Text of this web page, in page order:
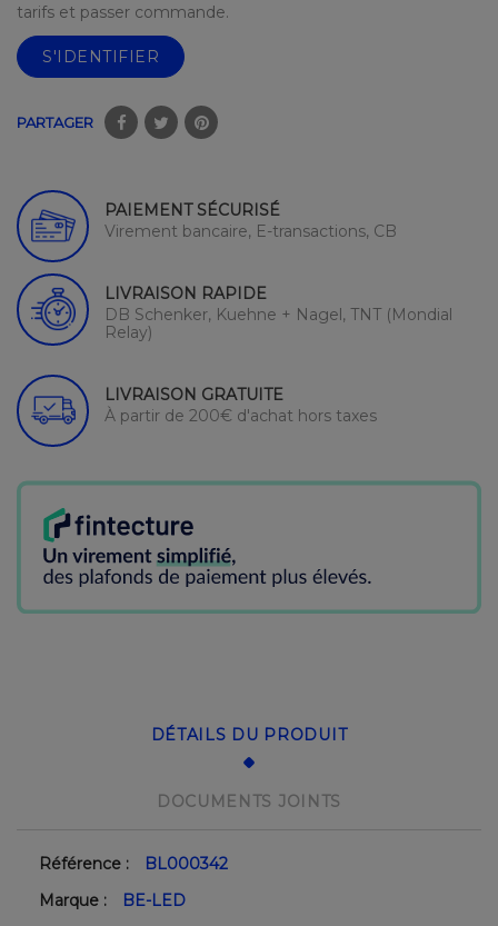
tarifs et passer commande.
S'IDENTIFIER
PARTAGER
PAIEMENT SÉCURISÉ
Virement bancaire, E-transactions, CB
LIVRAISON RAPIDE
DB Schenker, Kuehne + Nagel, TNT (Mondial
Relay)
LIVRAISON GRATUITE
À partir de 200€ d'achat hors taxes
DÉTAILS DU PRODUIT
DOCUMENTS JOINTS
Référence :
BL000342
Marque :
BE-LED